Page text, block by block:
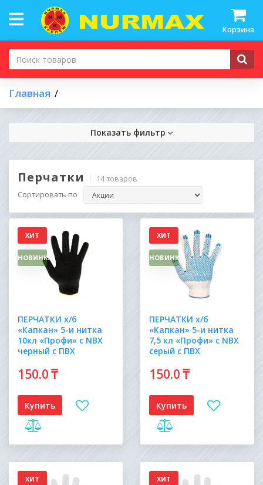
Корзина
Главная
Показать фильтр
Перчатки
14 товаров
Сортировать по
ХИТ
НОВИНКА
ПЕРЧАТКИ х/б
«Капкан» 5-и нитка
10кл «Профи» с NBX
черный с ПВХ
150.0₸
Купить
ХИТ
НОВИНКА
ПЕРЧАТКИ х/б
«Капкан» 5-и нитка
7,5 кл «Профи» с NBX
серый с ПВХ
150.0₸
Купить
ХИТ ХИТ